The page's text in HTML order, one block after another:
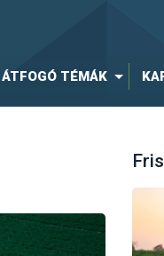
ÁTFOGÓ TÉMÁK